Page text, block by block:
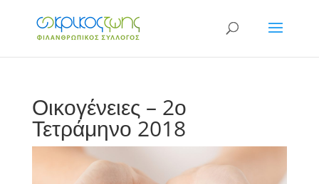
Οικογένειες – 2ο
Τετράμηνο 2018